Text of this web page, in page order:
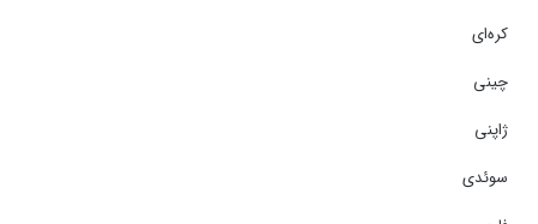
کره‌ای
چینی
ژاپنی
سوئدی